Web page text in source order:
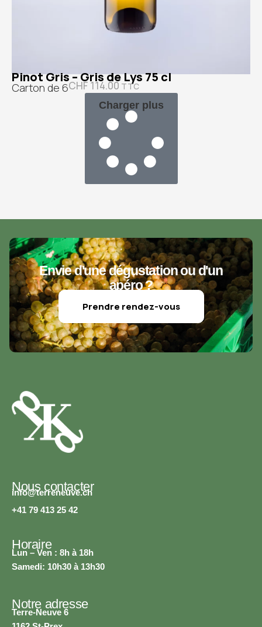
Pinot Gris – Gris de Lys 75 cl
Carton de 6CHF114.00 TTC
Charger plus
Envie d'une dégustation ou d'un
apéro ?
Prendre rendez-vous
Nous contacter
info@terreneuve.ch
+41 79 413 25 42
Horaire
Lun – Ven : 8h à 18h
Samedi: 10h30 à 13h30
Notre adresse
Terre-Neuve 6